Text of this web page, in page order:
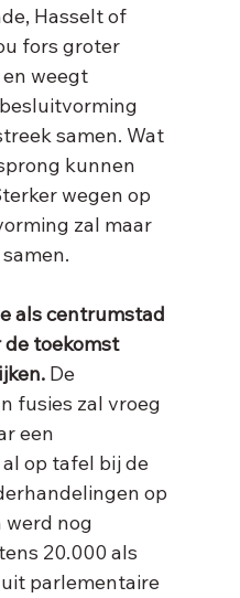
Hasselt of
fors groter
weegt
samen. Wat
kunnen
wegen op
zal maar
als centrumstad
de toekomst
De
fusies zal vroeg
een
op tafel bij de
op
werd nog
20.000 als
parlementaire